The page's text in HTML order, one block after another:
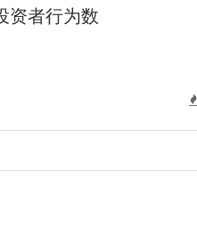
资者行为数